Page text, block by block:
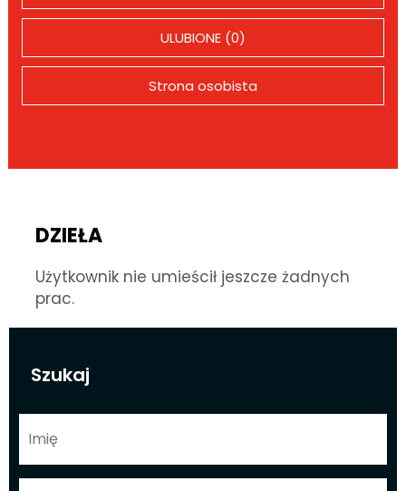
Szukaj
ULUBIONE (0)
Strona osobista
DZIEŁA
Użytkownik nie umieścił jeszcze żadnych
prac.